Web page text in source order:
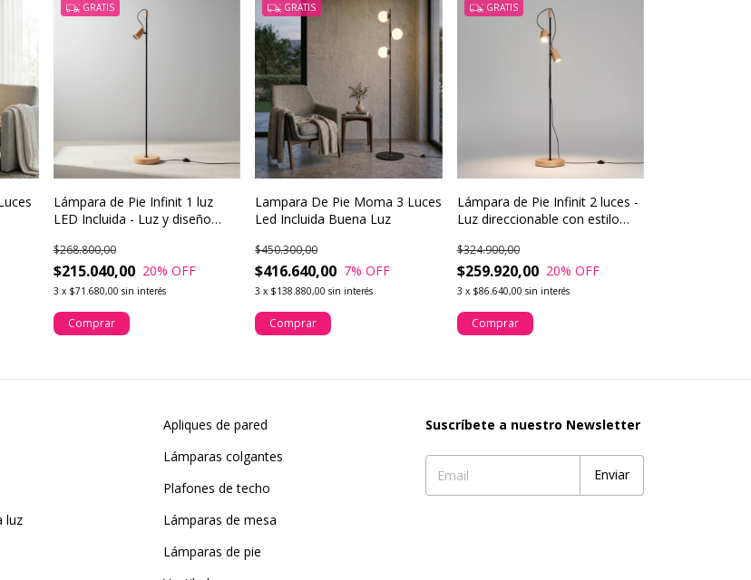
GRATIS
Lámpara de Pie Infinit 1 luz
LED Incluida - Luz y diseño
$215.040,00
$268.800,00
20% OFF
3 x $71.680,00 sin interés
Comprar
GRATIS
Lampara De Pie Moma 3 Luces
Led Incluida Buena Luz
$416.640,00
$450.300,00
7% OFF
3 x $138.880,00 sin interés
Comprar
GRATIS
Lámpara de Pie Infinit 2 luces -
Luz direccionable con estilo
$259.920,00
$324.900,00
20% OFF
3 x $86.640,00 sin interés
Comprar
luz
Apliques de pared
Lámparas colgantes
Plafones de techo
Lámparas de mesa
Lámparas de pie
Suscríbete a nuestro Newsletter